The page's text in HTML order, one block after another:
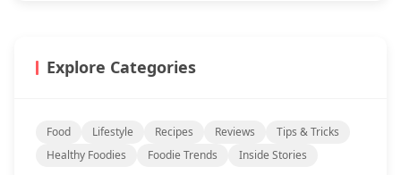
Explore Categories
Food Lifestyle Recipes Reviews
Tips & Tricks
Healthy Foodies
Foodie Trends Inside Stories